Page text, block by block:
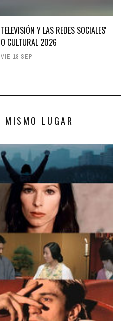
Y LAS REDES SOCIALES'
CULTURAL 2026
VIE 18 SEP
MISMO LUGAR